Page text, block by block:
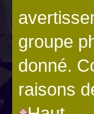
groupe
donné.
raisons